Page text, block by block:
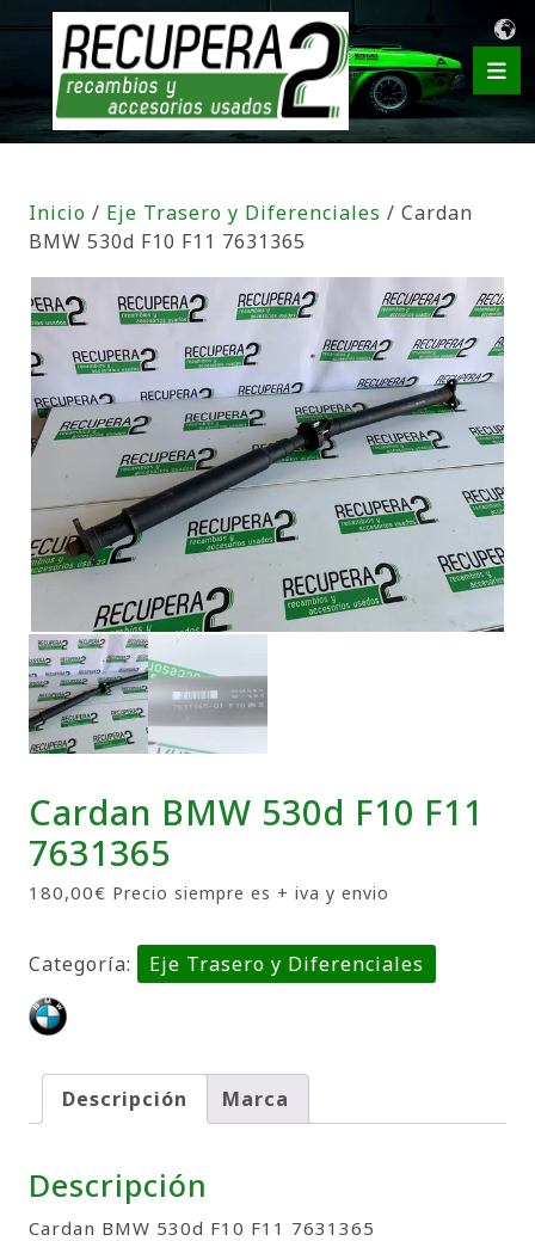
Inicio / Eje Trasero y Diferenciales / Cardan
BMW 530d F10 F11 7631365
Cardan BMW 530d F10 F11
7631365
180,00€ Precio siempre es + iva y envio
Categoría: Eje Trasero y Diferenciales
Descripción Marca
Descripción
Cardan BMW 530d F10 F11 7631365